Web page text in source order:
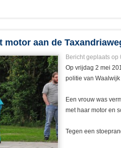
aan de
Bericht geplaats op
Op vrijdag 2 mei
politie van
Een vrouw was
met haar motor en
Tegen een